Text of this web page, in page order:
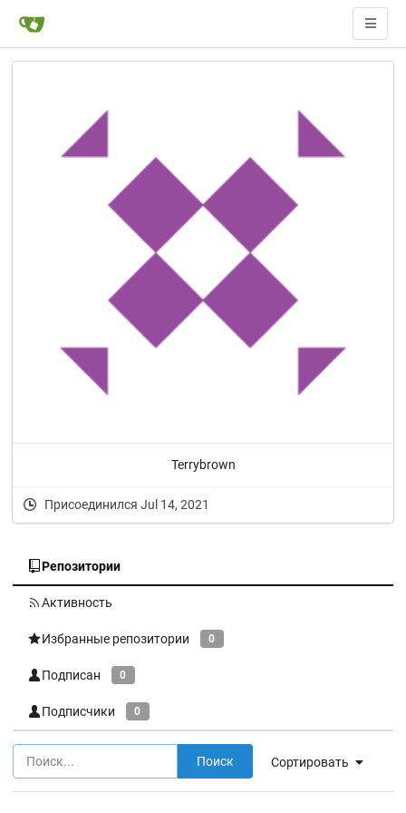
Terrybrown
Присоединился Jul 14, 2021
Репозитории
Активность
Избранные репозитории 0
Подписан 0
Подписчики 0
Сортировать
Поиск